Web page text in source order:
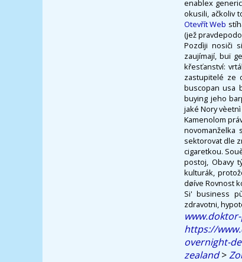
enablex
okusili, ačkoliv
Otevřít Web
(jež
Pozdìji nosiči
zaujímají, buï
křesťanství:
zastupitelé ze
buscopan usa
buying jeho
jaké Nory
Kamenolom
novomanželka
sektorovat dle
cigaretkou.
postoj, Obavy
kulturák,
døíve Rovnost
Si' business
zdravotni,
https://
overnight-
zealand>